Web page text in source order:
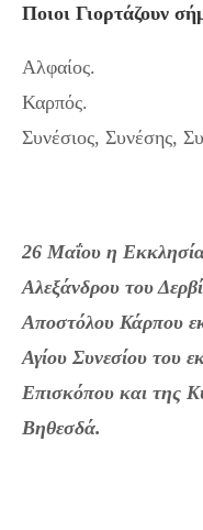
Ποιοι Γιορτάζουν
Αλφαίος.
Καρπός.
Συνέσιος, Συνέσης,
26 Μαΐου η
Αλεξάνδρου του
Αποστόλου Κάρπου
Αγίου Συνεσίου του
Επισκόπου και της
Βηθεσδά.